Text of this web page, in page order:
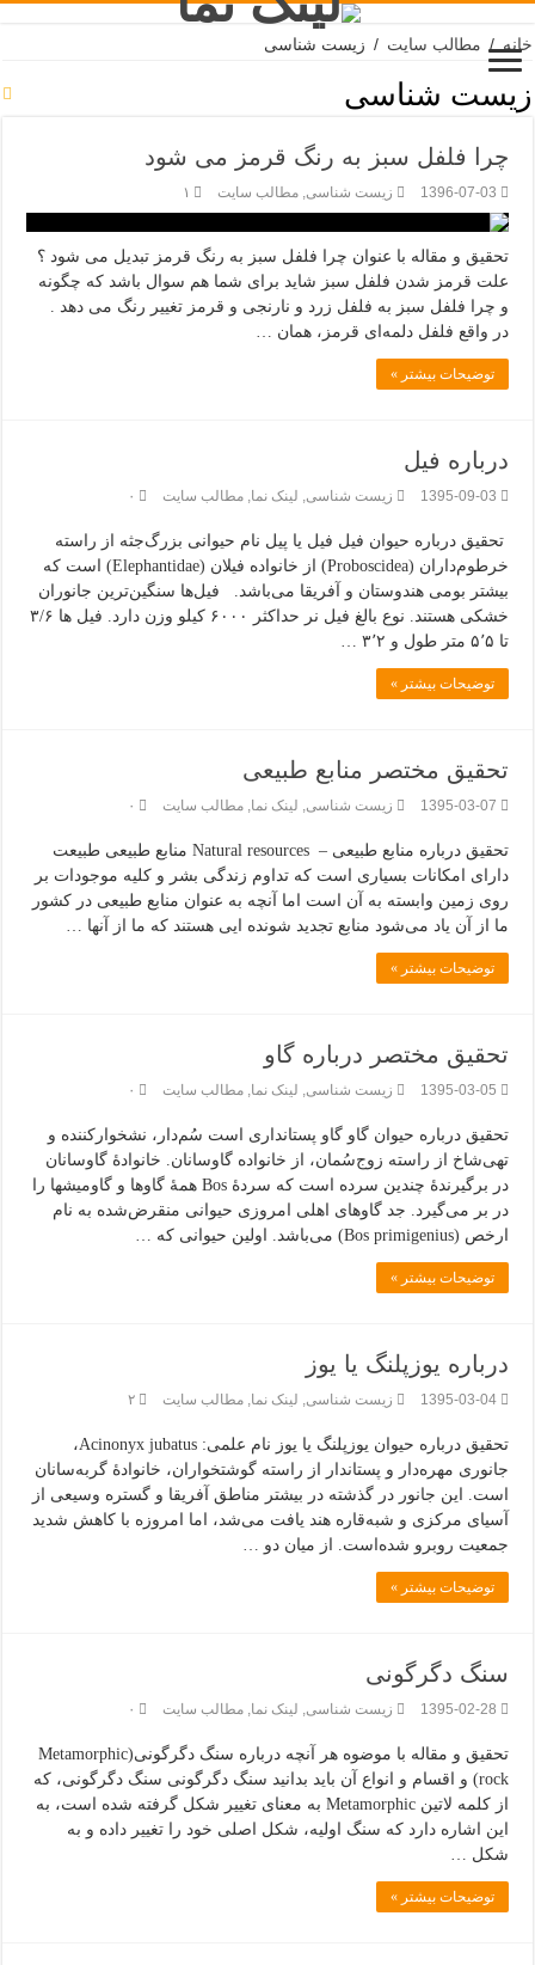
خانه / مطالب سایت / زیست شناسی
زیست شناسی
چرا فلفل سبز به رنگ قرمز می شود
1396-07-03 زیست شناسی,مطالب سایت ۱
تحقیق و مقاله با عنوان چرا فلفل سبز به رنگ قرمز تبدیل می شود ؟
علت قرمز شدن فلفل سبز شاید برای شما هم سوال باشد که چگونه
و چرا فلفل سبز به فلفل زرد و نارنجی و قرمز تغییر رنگ می دهد .
در واقع فلفل دلمه‌ای قرمز، همان …
توضیحات بیشتر »
درباره فیل
1395-09-03 زیست شناسی, لینک نما,مطالب سایت ۰
تحقیق درباره حیوان فیل فیل یا پیل نام حیوانی بزرگ‌جثه از راسته
خرطوم‌داران (Proboscidea) از خانواده فیلان (Elephantidae) است که
بیشتر بومی هندوستان و آفریقا می‌باشد. فیل‌ها سنگین‌ترین جانوران
خشکی هستند. نوع بالغ فیل نر حداکثر ۶۰۰۰ کیلو وزن دارد. فیل ها ۳/۶
تا ۵٬۵ متر طول و ۳٬۲ …
توضیحات بیشتر »
تحقیق مختصر منابع طبیعی
1395-03-07 زیست شناسی, لینک نما,مطالب سایت ۰
تحقیق درباره منابع طبیعی – Natural resources منابع طبیعی طبیعت
دارای امکانات بسیاری است که تداوم زندگی بشر و کلیه موجودات بر
روی زمین وابسته به آن است اما آنچه به عنوان منابع طبیعی در کشور
ما از آن یاد می‌شود منابع تجدید شونده ایی هستند که ما از آنها …
توضیحات بیشتر »
تحقیق مختصر درباره گاو
1395-03-05 زیست شناسی, لینک نما,مطالب سایت ۰
تحقیق درباره حیوان گاو گاو پستانداری است سُم‌دار، نشخوارکننده و
تهی‌شاخ از راسته زوج‌سُمان، از خانواده گاوسانان. خانوادهٔ گاوسانان
در برگیرندهٔ چندین سرده است که سردهٔ Bos همهٔ گاوها و گاومیشها را
در بر می‌گیرد. جد گاوهای اهلی امروزی حیوانی منقرض‌شده به نام
ارخص (Bos primigenius) می‌باشد. اولین حیوانی که …
توضیحات بیشتر »
درباره یوزپلنگ یا یوز
1395-03-04 زیست شناسی, لینک نما,مطالب سایت ۲
تحقیق درباره حیوان یوزپلنگ یا یوز نام علمی: Acinonyx jubatus،
جانوری مهره‌دار و پستاندار از راسته گوشتخواران، خانوادهٔ گربه‌سانان
است. این جانور در گذشته در بیشتر مناطق آفریقا و گستره وسیعی از
آسیای مرکزی و شبه‌قاره هند یافت می‌شد، اما امروزه با کاهش شدید
جمعیت روبرو شده‌است. از میان دو …
توضیحات بیشتر »
سنگ دگرگونی
1395-02-28 زیست شناسی, لینک نما,مطالب سایت ۰
تحقیق و مقاله با موضوه هر آنچه درباره سنگ دگرگونی(Metamorphic
rock) و اقسام و انواع آن باید بدانید سنگ دگرگونی سنگ دگرگونی، که
از کلمه لاتین Metamorphic به معنای تغییر شکل گرفته شده است، به
این اشاره دارد که سنگ اولیه، شکل اصلی خود را تغییر داده و به
شکل …
توضیحات بیشتر »